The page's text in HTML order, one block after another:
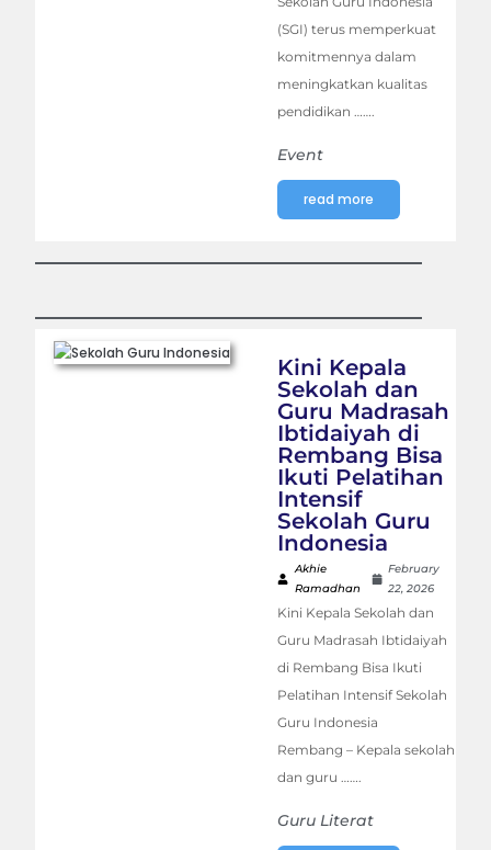
(SGI) terus memperkuat
komitmennya dalam
meningkatkan kualitas
pendidikan …….
Event
read more
Kini Kepala
Sekolah dan
Guru Madrasah
Ibtidaiyah di
Rembang Bisa
Ikuti Pelatihan
Intensif
Sekolah Guru
Indonesia
Akhie
Ramadhan
February
22, 2026
Kini Kepala Sekolah dan
Guru Madrasah Ibtidaiyah
di Rembang Bisa Ikuti
Pelatihan Intensif Sekolah
Guru Indonesia
Rembang – Kepala sekolah
dan guru …….
Guru Literat